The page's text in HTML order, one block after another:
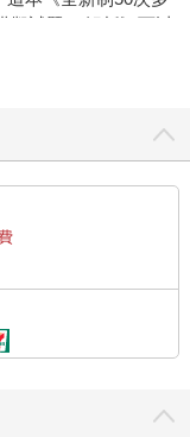
擬試題 + 解析》可以
人生！
用祕訣……等。簡單
題與挑選答案的全
，我們秉持最基本
排除掉！
度是只認得英文字
到解題說明，為什
項都一一解釋。這是